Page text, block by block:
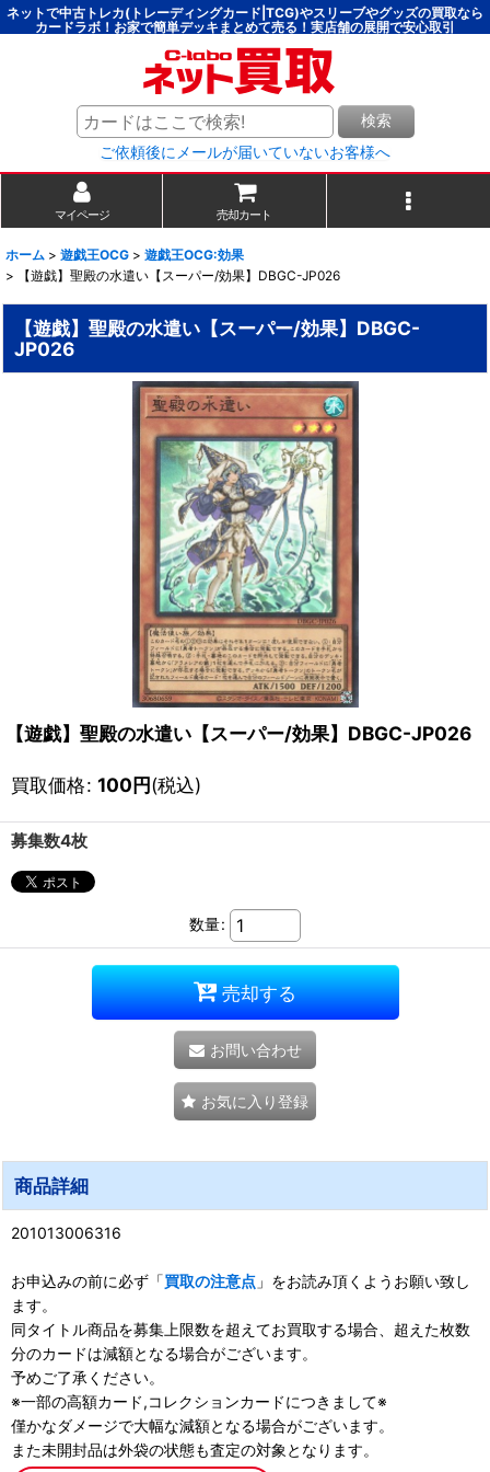
ネットで中古トレカ(トレーディングカード|TCG)やスリーブやグッズの買取なら
カードラボ！お家で簡単デッキまとめて売る！実店舗の展開で安心取引
検索
ご依頼後にメールが届いていないお客様へ
マイページ 売却カート
ホーム > 遊戯王OCG > 遊戯王OCG:効果
>
【遊戯】聖殿の水遣い【スーパー/効果】DBGC-JP026
【遊戯】聖殿の水遣い【スーパー/効果】DBGC-
JP026
【遊戯】聖殿の水遣い【スーパー/効果】DBGC-JP026
買取価格: 100円(税込)
募集数4枚
数量:
売却する
お問い合わせ
お気に入り登録
商品詳細
201013006316
お申込みの前に必ず「買取の注意点 」をお読み頂くようお願い致し
ます。
同タイトル商品を募集上限数を超えてお買取する場合、超えた枚数
分のカードは減額となる場合がございます。
予めご了承ください。
※一部の高額カード,コレクションカードにつきまして※
僅かなダメージで大幅な減額となる場合がございます。
また未開封品は外袋の状態も査定の対象となります。